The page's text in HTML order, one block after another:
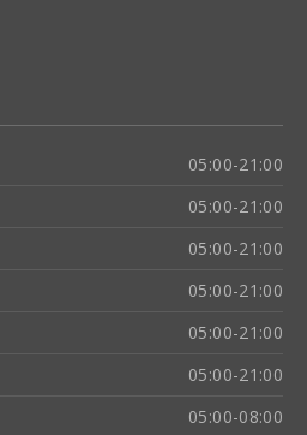
05:00-21:00
05:00-21:00
05:00-21:00
05:00-21:00
05:00-21:00
05:00-21:00
05:00-08:00